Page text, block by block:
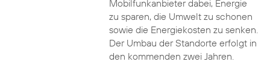
Mobilfunkanbieter dabei, Energie
zu sparen, die Umwelt zu schonen
sowie die Energiekosten zu senken.
Der Umbau der Standorte erfolgt in
den kommenden zwei Jahren.